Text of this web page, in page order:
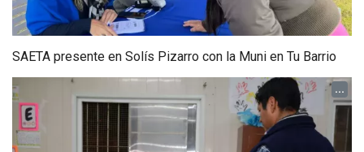
SAETA presente en Solís Pizarro con la Muni en Tu Barrio
...